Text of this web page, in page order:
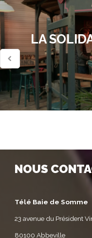
LA
NOUS
Télé Baie de Somme
23 avenue du Président
80100 Abbeville